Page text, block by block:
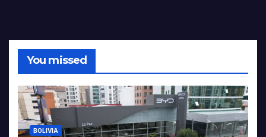
You missed
BOLIVIA